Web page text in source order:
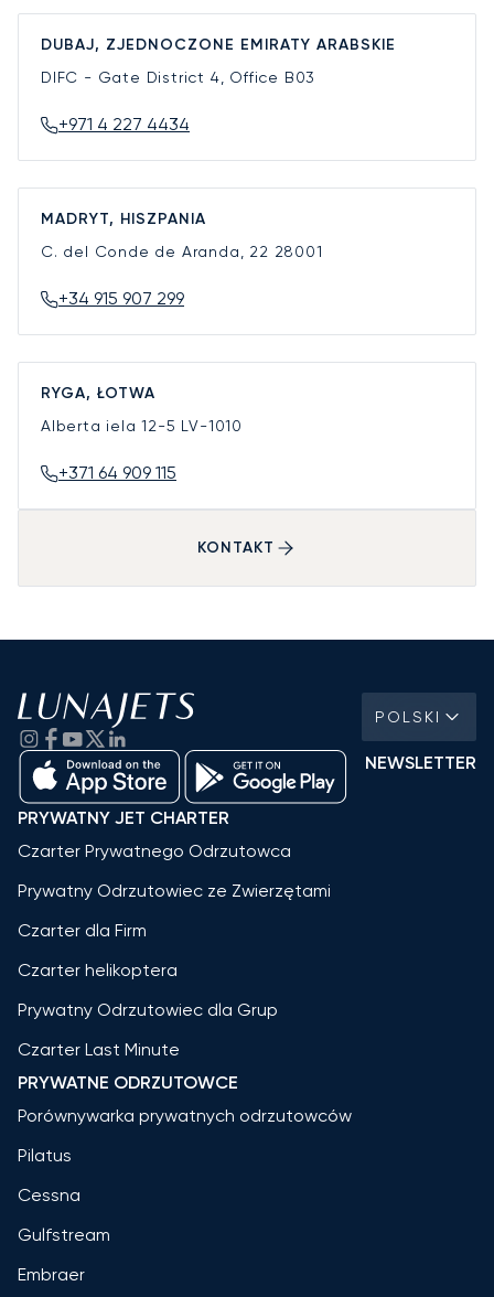
DUBAJ, ZJEDNOCZONE EMIRATY ARABSKIE
DIFC - Gate District 4, Office B03
+971 4 227 4434
MADRYT, HISZPANIA
C. del Conde de Aranda, 22 28001
+34 915 907 299
RYGA, ŁOTWA
Alberta iela 12-5 LV-1010
+371 64 909 115
KONTAKT
POLSKI
NEWSLETTER
PRYWATNY JET CHARTER
Czarter Prywatnego Odrzutowca
Prywatny Odrzutowiec ze Zwierzętami
Czarter dla Firm
Czarter helikoptera
Prywatny Odrzutowiec dla Grup
Czarter Last Minute
PRYWATNE ODRZUTOWCE
Porównywarka prywatnych odrzutowców
Pilatus
Cessna
Gulfstream
Embraer